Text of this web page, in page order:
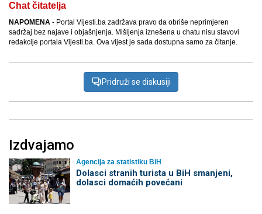
Chat čitatelja
NAPOMENA - Portal Vijesti.ba zadržava pravo da obriše neprimjeren
sadržaj bez najave i objašnjenja. Mišljenja iznešena u chatu nisu stavovi
redakcije portala Vijesti.ba. Ova vijest je sada dostupna samo za čitanje.
Pridruži se diskusiji
Izdvajamo
Agencija za statistiku BiH
Dolasci stranih turista u BiH smanjeni,
dolasci domaćih povećani